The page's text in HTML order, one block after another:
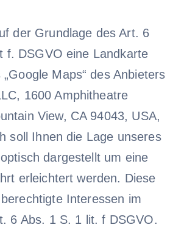
der Grundlage des Art. 6
f. DSGVO eine Landkarte
Maps“ des Anbieters
1600 Amphitheatre
View, CA 94043, USA,
soll Ihnen die Lage unseres
dargestellt um eine
erleichtert werden. Diese
Interessen im
6 Abs. 1 S. 1 lit. f DSGVO.